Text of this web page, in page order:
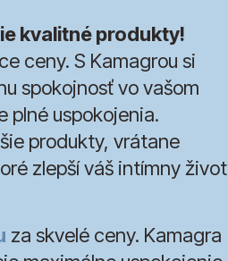
kvalitné produkty!
ceny. S Kamagrou si
spokojnosť vo vašom
plné uspokojenia.
produkty, vrátane
zlepší váš intímny život
za skvelé ceny. Kamagra